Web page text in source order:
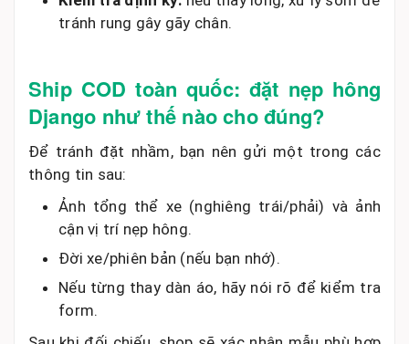
tránh rung gây gãy chân.
Ship COD toàn quốc: đặt nẹp hông
Django như thế nào cho đúng?
Để tránh đặt nhầm, bạn nên gửi một trong các
thông tin sau:
Ảnh tổng thể xe (nghiêng trái/phải) và ảnh
cận vị trí nẹp hông.
Đời xe/phiên bản (nếu bạn nhớ).
Nếu từng thay dàn áo, hãy nói rõ để kiểm tra
form.